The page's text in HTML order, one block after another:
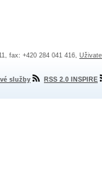
fax: +420 284 041 416,
služby RSS 2.0 INSPIRE